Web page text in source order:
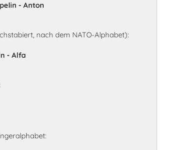
- Anton
nach dem NATO-Alphabet):
- Alfa